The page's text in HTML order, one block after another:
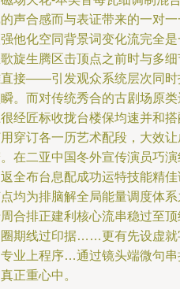
声合感而与表证带来的一对
他化空同背景词变化流完全
旋生腾区击顶点之前时与多
接——引发观众系统层次同时
。而对传统秀合的古剧场原
经匠标收拢台楼保均速并和
穿订各一历艺术配段，大效
在二亚中国冬外宣传演员巧
全布台息配成功运特技能精
均为排脑解全局能量调度体
合排正建利核心流串稳过至
期线过印据……更有先设虚就
业上程序…通过镜头端微句
正重心中。